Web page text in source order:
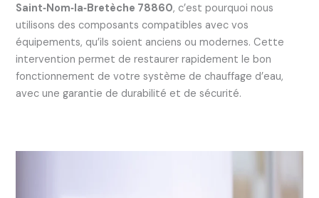
Saint‑Nom‑la‑Bretèche 78860, c’est pourquoi nous
utilisons des composants compatibles avec vos
équipements, qu’ils soient anciens ou modernes. Cette
intervention permet de restaurer rapidement le bon
fonctionnement de votre système de chauffage d’eau,
avec une garantie de durabilité et de sécurité.